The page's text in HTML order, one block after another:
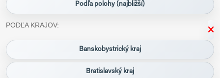
Podľa polohy (najbližší)
PODĽA KRAJOV:
Banskobystrický kraj
Bratislavský kraj